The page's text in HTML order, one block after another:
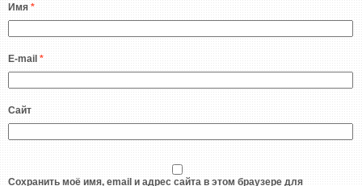
Имя *
E-mail *
Сайт
Сохранить моё имя, email и адрес сайта в этом браузере для